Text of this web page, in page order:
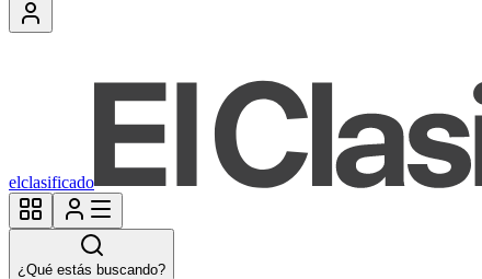
elclasificado
¿Qué estás buscando?